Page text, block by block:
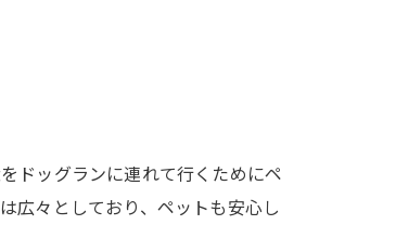
ドッグランに連れて行くためにペ
広々としており、ペットも安心し